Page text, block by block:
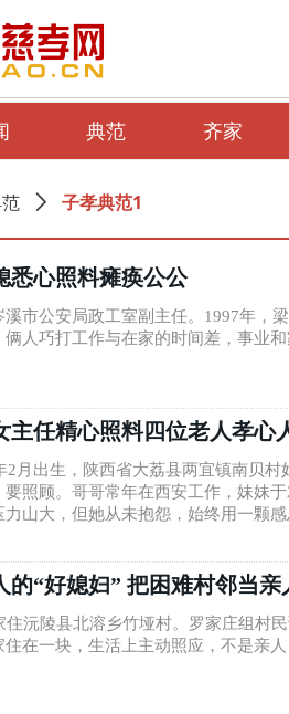
典范 齐家
悉心照料瘫痪公公
市公安局政工室副主任。1997年，
俩人巧打工作与在家的时间差，事业
主任精心照料四位老人孝心
2月出生，陕西省大荔县两宜镇南贝
照顾。哥哥常年在西安工作，妹妹
力山大，但她从未抱怨，始终用一颗
的“好媳妇” 把困难村邻当亲
住沅陵县北溶乡竹垭村。罗家庄组村
在一块，生活上主动照应，不是亲
ꄲ 子孝典范1